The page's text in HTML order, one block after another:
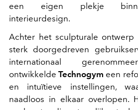
een eigen plekje
interieurdesign.
Achter het sculpturale
sterk doorgedreven
internationaal
ontwikkeldeTechnogym een
en intuïtieve instellingen,
naadloos in elkaar overlopen.